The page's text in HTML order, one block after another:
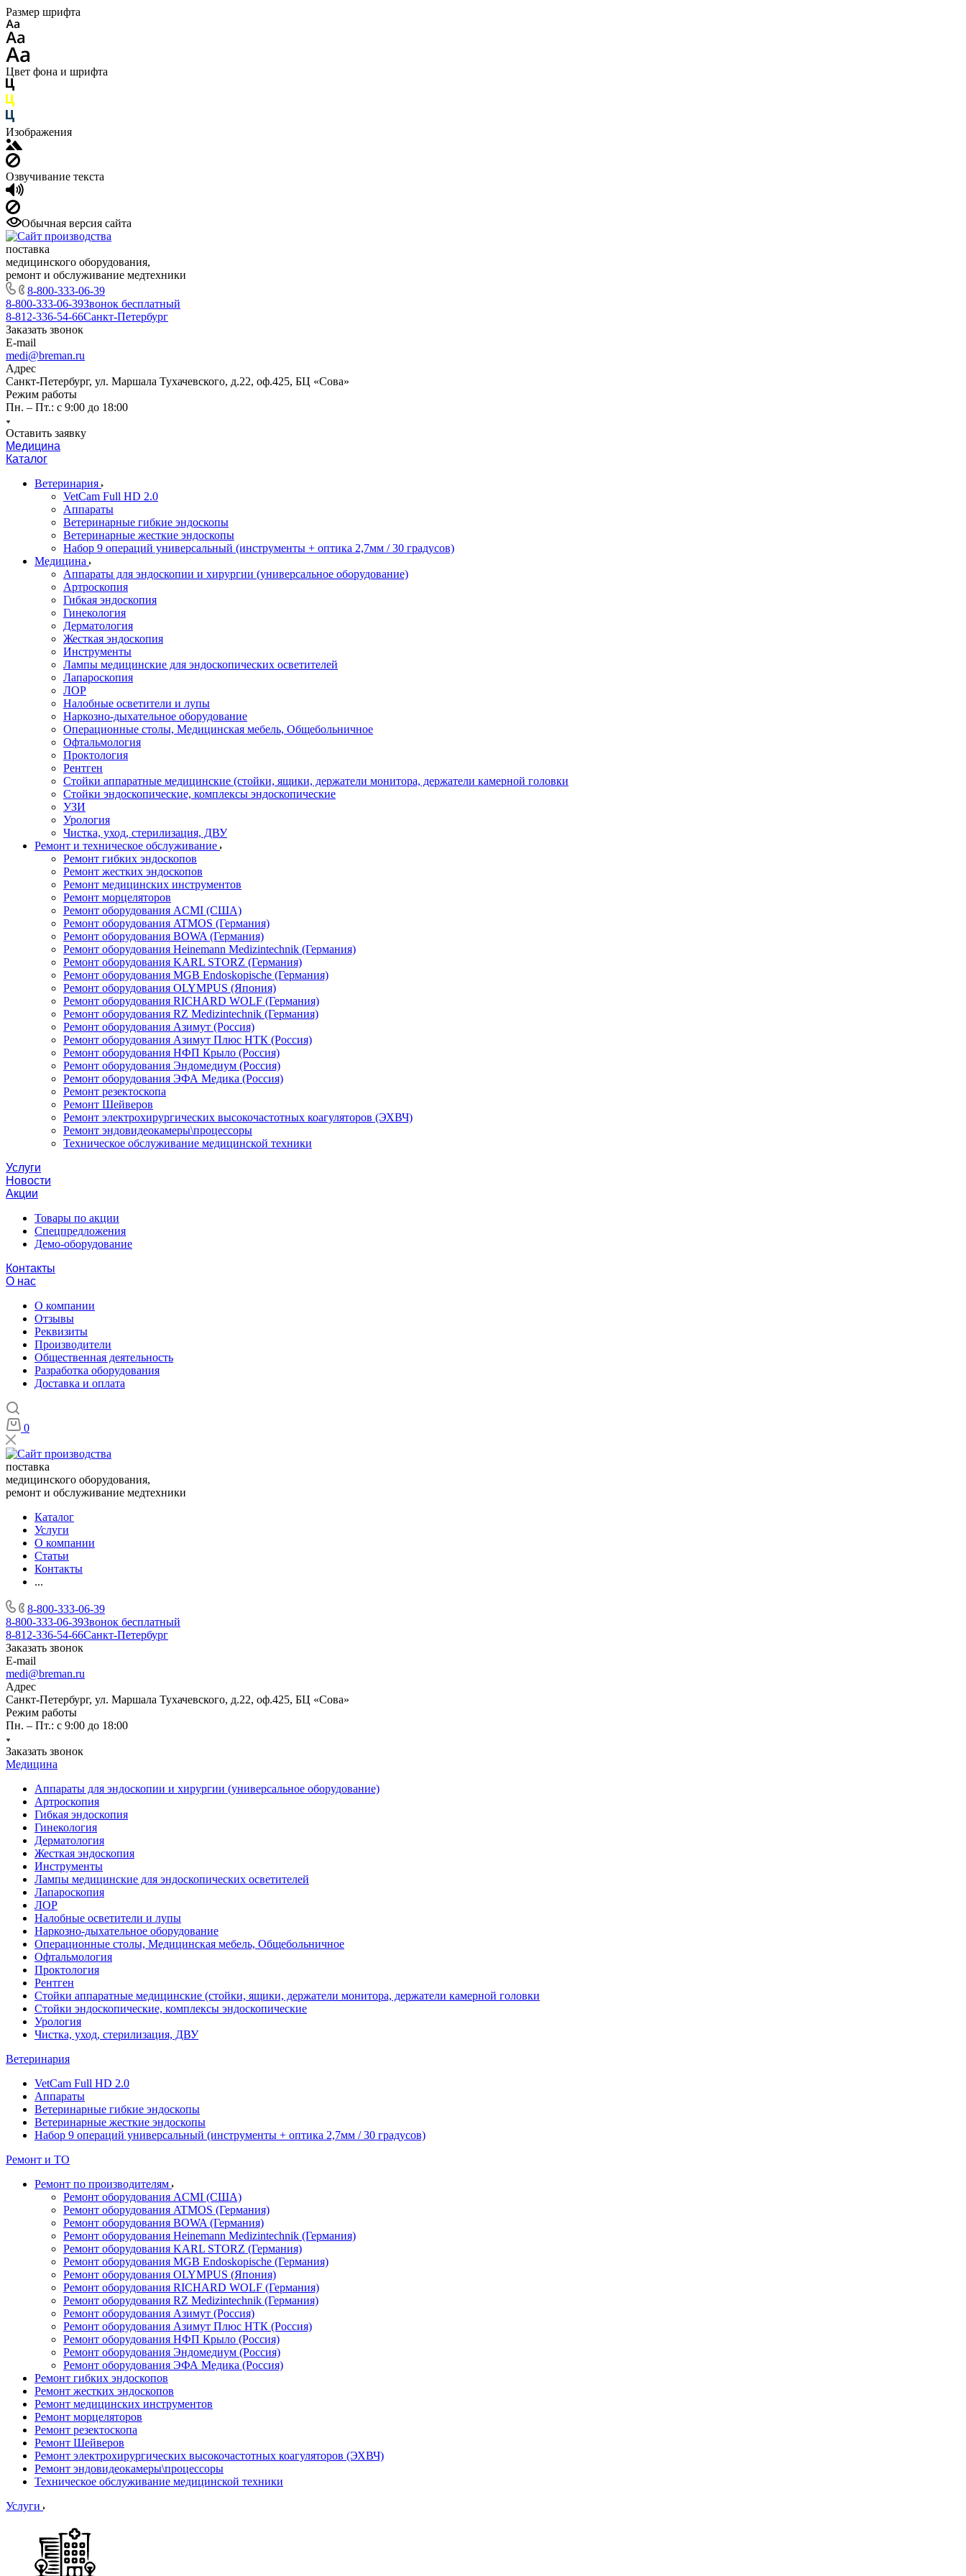
Размер шрифта
Цвет фона и шрифта
Изображения
Озвучивание текста
Обычная версия сайта
поставка
медицинского оборудования,
ремонт и обслуживание медтехники
8-800-333-06-39
8-800-333-06-39Звонок бесплатный
8-812-336-54-66Санкт-Петербург
Заказать звонок
E-mail
medi@breman.ru
Адрес
Санкт-Петербург, ул. Маршала Тухачевского, д.22, оф.425, БЦ «Сова»
Режим работы
Пн. – Пт.: с 9:00 до 18:00
Оставить заявку
Медицина
Каталог
Ветеринария
VetCam Full HD 2.0
Аппараты
Ветеринарные гибкие эндоскопы
Ветеринарные жесткие эндоскопы
Набор 9 операций универсальный (инструменты + оптика 2,7мм / 30 градусов)
Медицина
Аппараты для эндоскопии и хирургии (универсальное оборудование)
Артроскопия
Гибкая эндоскопия
Гинекология
Дерматология
Жесткая эндоскопия
Инструменты
Лампы медицинские для эндоскопических осветителей
Лапароскопия
ЛОР
Налобные осветители и лупы
Наркозно-дыхательное оборудование
Операционные столы, Медицинская мебель, Общебольничное
Офтальмология
Проктология
Рентген
Стойки аппаратные медицинские (стойки, ящики, держатели монитора, держатели камерной головки
Стойки эндоскопические, комплексы эндоскопические
УЗИ
Урология
Чистка, уход, стерилизация, ДВУ
Ремонт и техническое обслуживание
Ремонт гибких эндоскопов
Ремонт жестких эндоскопов
Ремонт медицинских инструментов
Ремонт морцеляторов
Ремонт оборудования ACMI (США)
Ремонт оборудования ATMOS (Германия)
Ремонт оборудования BOWA (Германия)
Ремонт оборудования Heinemann Medizintechnik (Германия)
Ремонт оборудования KARL STORZ (Германия)
Ремонт оборудования MGB Endoskopische (Германия)
Ремонт оборудования OLYMPUS (Япония)
Ремонт оборудования RICHARD WOLF (Германия)
Ремонт оборудования RZ Medizintechnik (Германия)
Ремонт оборудования Азимут (Россия)
Ремонт оборудования Азимут Плюс НТК (Россия)
Ремонт оборудования НФП Крыло (Россия)
Ремонт оборудования Эндомедиум (Россия)
Ремонт оборудования ЭФА Медика (Россия)
Ремонт резектоскопа
Ремонт Шейверов
Ремонт электрохирургических высокочастотных коагуляторов (ЭХВЧ)
Ремонт эндовидеокамеры\процессоры
Техническое обслуживание медицинской техники
Услуги
Новости
Акции
Товары по акции
Спецпредложения
Демо-оборудование
Контакты
О нас
О компании
Отзывы
Реквизиты
Производители
Общественная деятельность
Разработка оборудования
Доставка и оплата
0
поставка
медицинского оборудования,
ремонт и обслуживание медтехники
Каталог
Услуги
О компании
Статьи
Контакты
...
8-800-333-06-39
8-800-333-06-39Звонок бесплатный
8-812-336-54-66Санкт-Петербург
Заказать звонок
E-mail
medi@breman.ru
Адрес
Санкт-Петербург, ул. Маршала Тухачевского, д.22, оф.425, БЦ «Сова»
Режим работы
Пн. – Пт.: с 9:00 до 18:00
Заказать звонок
Медицина
Аппараты для эндоскопии и хирургии (универсальное оборудование)
Артроскопия
Гибкая эндоскопия
Гинекология
Дерматология
Жесткая эндоскопия
Инструменты
Лампы медицинские для эндоскопических осветителей
Лапароскопия
ЛОР
Налобные осветители и лупы
Наркозно-дыхательное оборудование
Операционные столы, Медицинская мебель, Общебольничное
Офтальмология
Проктология
Рентген
Стойки аппаратные медицинские (стойки, ящики, держатели монитора, держатели камерной головки
Стойки эндоскопические, комплексы эндоскопические
Урология
Чистка, уход, стерилизация, ДВУ
Ветеринария
VetCam Full HD 2.0
Аппараты
Ветеринарные гибкие эндоскопы
Ветеринарные жесткие эндоскопы
Набор 9 операций универсальный (инструменты + оптика 2,7мм / 30 градусов)
Ремонт и ТО
Ремонт по производителям
Ремонт оборудования ACMI (США)
Ремонт оборудования ATMOS (Германия)
Ремонт оборудования BOWA (Германия)
Ремонт оборудования Heinemann Medizintechnik (Германия)
Ремонт оборудования KARL STORZ (Германия)
Ремонт оборудования MGB Endoskopische (Германия)
Ремонт оборудования OLYMPUS (Япония)
Ремонт оборудования RICHARD WOLF (Германия)
Ремонт оборудования RZ Medizintechnik (Германия)
Ремонт оборудования Азимут (Россия)
Ремонт оборудования Азимут Плюс НТК (Россия)
Ремонт оборудования НФП Крыло (Россия)
Ремонт оборудования Эндомедиум (Россия)
Ремонт оборудования ЭФА Медика (Россия)
Ремонт гибких эндоскопов
Ремонт жестких эндоскопов
Ремонт медицинских инструментов
Ремонт морцеляторов
Ремонт резектоскопа
Ремонт Шейверов
Ремонт электрохирургических высокочастотных коагуляторов (ЭХВЧ)
Ремонт эндовидеокамеры\процессоры
Техническое обслуживание медицинской техники
Услуги